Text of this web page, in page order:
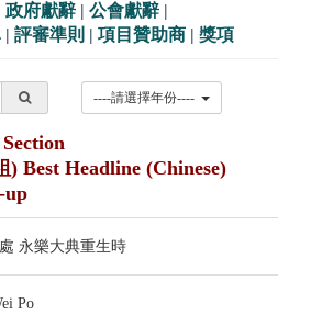
政府獻辭 | 公會獻辭 |
| 評審準則 | 項目贊助商 | 獎項
Best Headline (Chinese)
up
永樂大典重生時
Po